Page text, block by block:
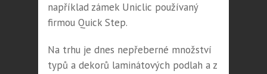
například zámek Uniclic používaný
firmou Quick Step.
Na trhu je dnes nepřeberné množství
typů a dekorů laminátových podlah a z